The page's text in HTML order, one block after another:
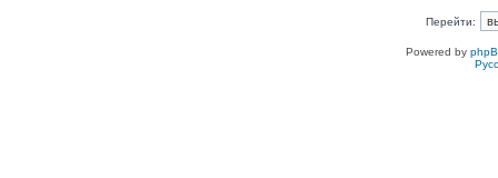
Перейти:
Powered by